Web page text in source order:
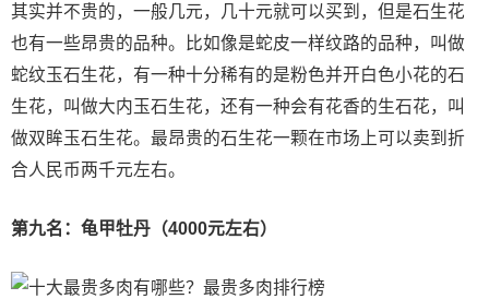
其实并不贵的，一般几元，几十元就可以买到，但是石生花
也有一些昂贵的品种。比如像是蛇皮一样纹路的品种，叫做
蛇纹玉石生花，有一种十分稀有的是粉色并开白色小花的石
生花，叫做大内玉石生花，还有一种会有花香的生石花，叫
做双眸玉石生花。最昂贵的石生花一颗在市场上可以卖到折
合人民币两千元左右。
第九名：龟甲牡丹（4000元左右）